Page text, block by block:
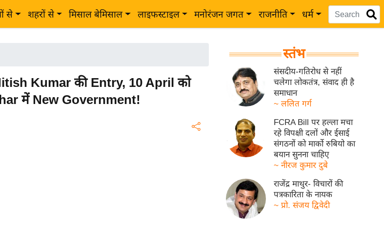
से शहरों से मिसाल बेमिसाल लाइफस्टाइल मनोरंजन जगत राजनीति धर्म
Kumar की Entry, 10 April को
में New Government!
स्तंभ
संसदीय-गतिरोध से नहीं
चलेगा लोकतंत्र, संवाद ही है
समाधान
~ ललित गर्ग
FCRA Bill पर हल्ला मचा
रहे विपक्षी दलों और ईसाई
संगठनों को मार्को रुबियो का
बयान सुनना चाहिए
~ नीरज कुमार दुबे
राजेंद्र माथुर- विचारों की
पत्रकारिता के नायक
~ प्रो. संजय द्विवेदी